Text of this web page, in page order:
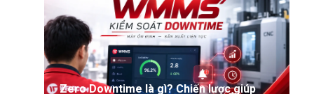
Zero Downtime là gì? Chiến lược giúp